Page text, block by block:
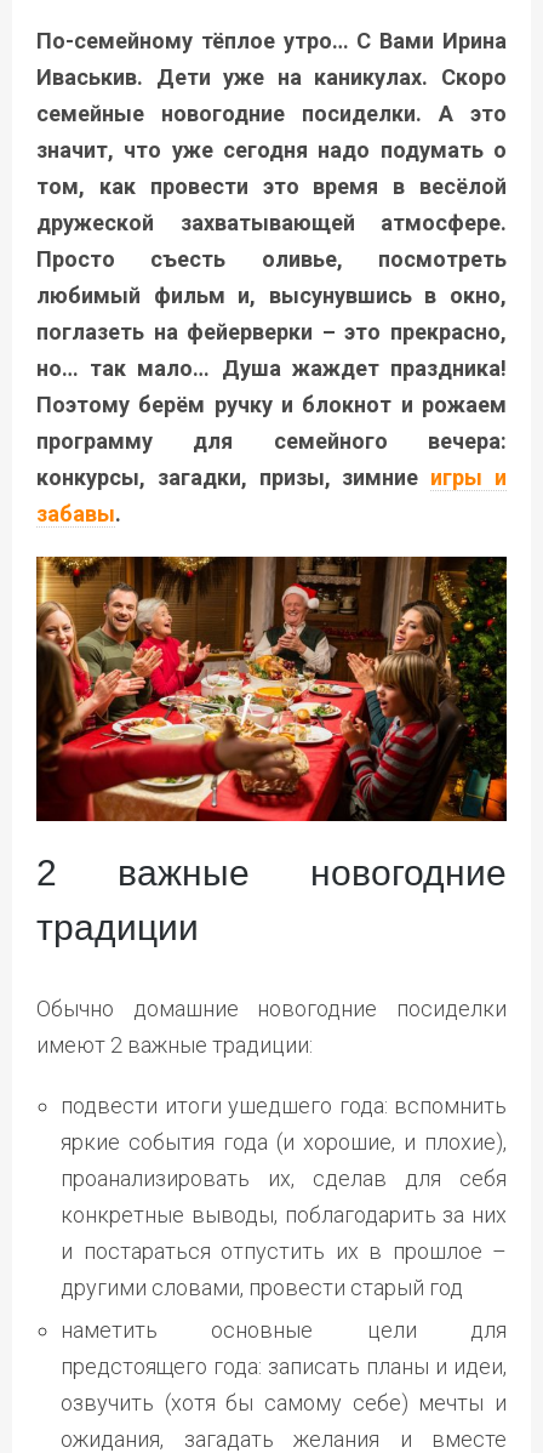
По-семейному тёплое утро… С Вами Ирина
Иваськив. Дети уже на каникулах. Скоро
семейные новогодние посиделки. А это
значит, что уже сегодня надо подумать о
том, как провести это время в весёлой
дружеской захватывающей атмосфере.
Просто съесть оливье, посмотреть
любимый фильм и, высунувшись в окно,
поглазеть на фейерверки – это прекрасно,
но… так мало… Душа жаждет праздника!
Поэтому берём ручку и блокнот и рожаем
программу для семейного вечера:
конкурсы, загадки, призы, зимние игры и
забавы.
2 важные новогодние
традиции
Обычно домашние новогодние посиделки
имеют 2 важные традиции:
подвести итоги ушедшего года: вспомнить
яркие события года (и хорошие, и плохие),
проанализировать их, сделав для себя
конкретные выводы, поблагодарить за них
и постараться отпустить их в прошлое –
другими словами, провести старый год
наметить основные цели для
предстоящего года: записать планы и идеи,
озвучить (хотя бы самому себе) мечты и
ожидания, загадать желания и вместе